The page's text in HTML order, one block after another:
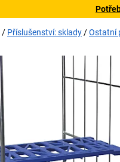
Příslušenství: sklady Ostatní